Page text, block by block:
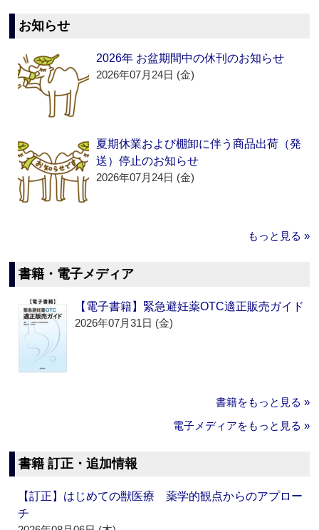
お知らせ
2026年 お盆期間中の休刊のお知らせ
2026年07月24日 (金)
夏期休業および棚卸に伴う商品出荷（発
送）停止のお知らせ
2026年07月24日 (金)
もっと見る »
書籍・電子メディア
【電子書籍】緊急避妊薬OTC適正販売ガイド
2026年07月31日 (金)
書籍をもっと見る »
電子メディアをもっと見る »
書籍 訂正・追加情報
【訂正】はじめての獣医療 薬学的観点からのアプロー
チ